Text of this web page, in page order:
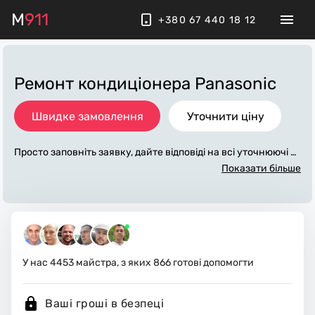
M911 +380 67 440 18 12
Ремонт кондиціонера Panasonic
Швидке замовлення Уточнити ціну
Просто заповніть заявку, дайте відповіді на всі уточнюючі за
питання по «ремонт кондиціонера panasonic». Ми зв'яжемо
иконавці стежать за чистотою та прибирають робоче місце.
Показати більше
У нас 4453 майстра, з яких 866 готові допомогти
Ваші гроші в безпеці